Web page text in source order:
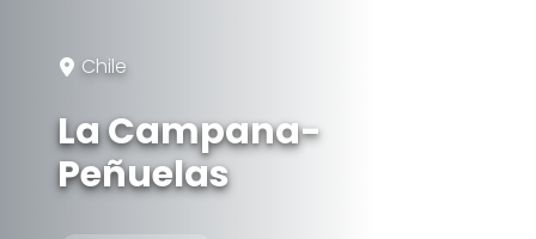
Chile
La Campana-
Peñuelas